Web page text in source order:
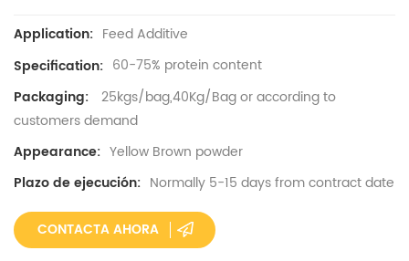
Application: Feed Additive
Specification: 60-75% protein content
Packaging:
25kgs/bag,40Kg/Bag or according to
customers demand
Appearance: Yellow Brown powder
Plazo de ejecución: Normally 5-15 days from contract date
CONTACTA AHORA